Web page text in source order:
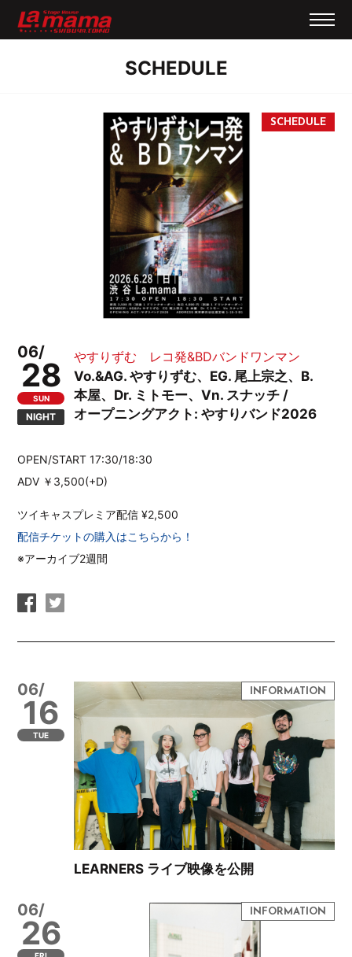
SCHEDULE
06/
28
SUN
NIGHT
やすりずむ レコ発&BDバンドワンマン
Vo.&AG. やすりずむ、EG. 尾上宗之、B.
本屋、Dr. ミトモー、Vn. スナッチ /
オープニングアクト: やすりバンド2026
OPEN/START 17:30/18:30
ADV ￥3,500(+D)
ツイキャスプレミア配信 ¥2,500
配信チケットの購入はこちらから！
※アーカイブ2週間
06/
16
TUE
LEARNERS ライブ映像を公開
06/
26